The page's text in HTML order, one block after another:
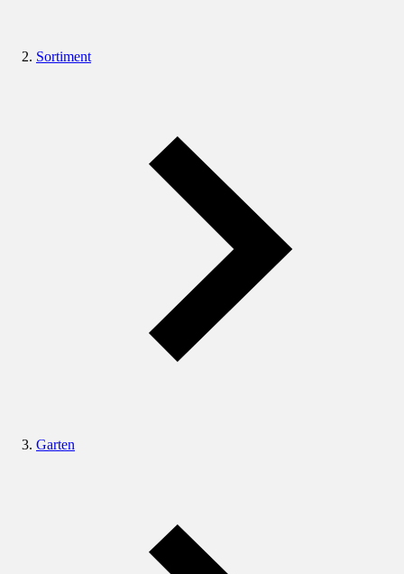
Sortiment
Garten